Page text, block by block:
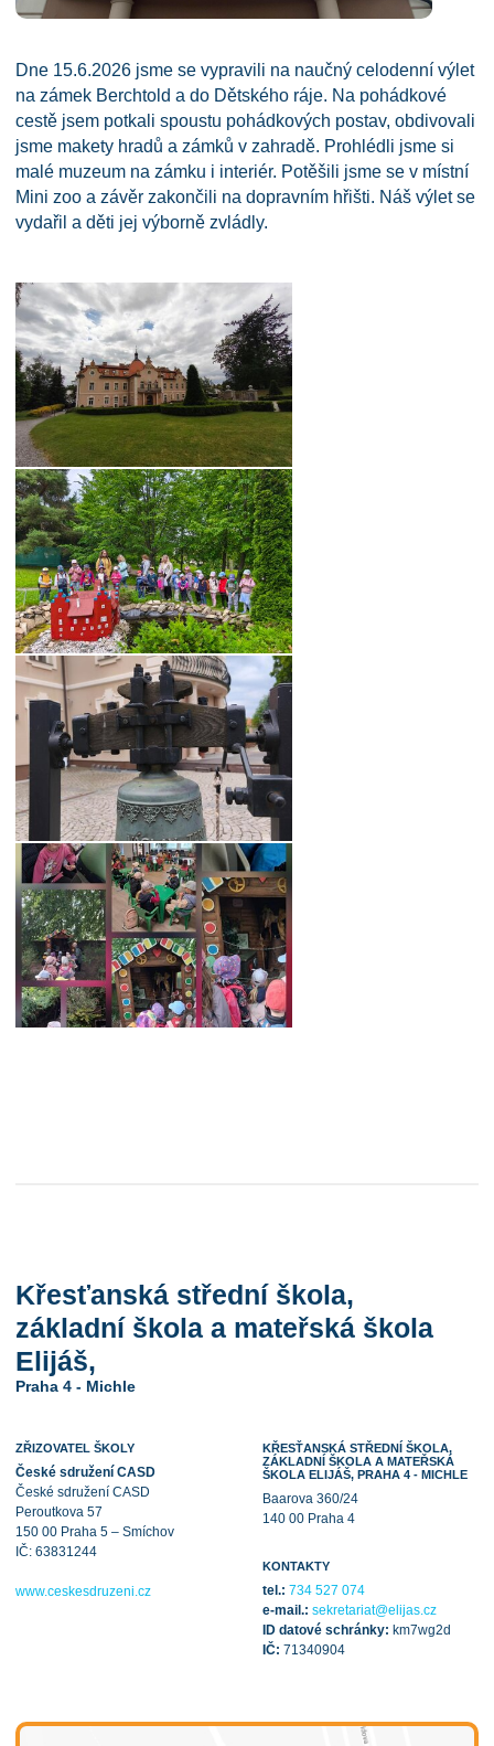
Dne 15.6.2026 jsme se vypravili na naučný celodenní výlet
na zámek Berchtold a do Dětského ráje. Na pohádkové
cestě jsem potkali spoustu pohádkových postav, obdivovali
jsme makety hradů a zámků v zahradě. Prohlédli jsme si
malé muzeum na zámku i interiér. Potěšili jsme se v místní
Mini zoo a závěr zakončili na dopravním hřišti. Náš výlet se
vydařil a děti jej výborně zvládly.
Křesťanská střední škola,
základní škola a mateřská škola
Elijáš,
Praha 4 - Michle
ZŘIZOVATEL ŠKOLY
České sdružení CASD
České sdružení CASD
Peroutkova 57
150 00 Praha 5 – Smíchov
IČ: 63831244
www.ceskesdruzeni.cz
KŘESŤANSKÁ STŘEDNÍ ŠKOLA,
ZÁKLADNÍ ŠKOLA A MATEŘSKÁ
ŠKOLA ELIJÁŠ, PRAHA 4 - MICHLE
Baarova 360/24
140 00 Praha 4
KONTAKTY
tel.: 734 527 074
e-mail.: sekretariat@elijas.cz
ID datové schránky: km7wg2d
IČ: 71340904